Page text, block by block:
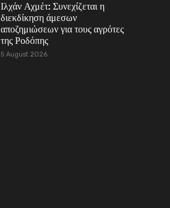
Ιλχάν Αχμέτ: Συνεχίζεται η
διεκδίκηση άμεσων
αποζημιώσεων για τους αγρότες
της Ροδόπης
5 August 2026